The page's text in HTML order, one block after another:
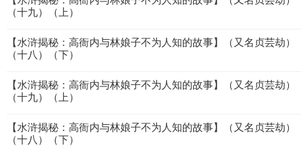
（十九）（上）
【水浒揭秘：高衙内与林娘子不为人知的故事】（又名贞芸劫）
（十八）（下）
【水浒揭秘：高衙内与林娘子不为人知的故事】（又名贞芸劫）
（十九）（上）
【水浒揭秘：高衙内与林娘子不为人知的故事】（又名贞芸劫）
（十八）（下）